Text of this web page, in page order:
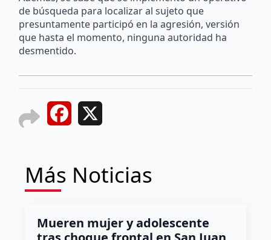
de búsqueda para localizar al sujeto que
presuntamente participó en la agresión, versión
que hasta el momento, ninguna autoridad ha
desmentido.
Facebook
Más Noticias
Mueren mujer y adolescente